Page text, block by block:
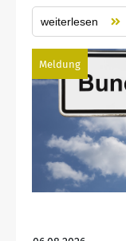
weiterlesen
Meldung